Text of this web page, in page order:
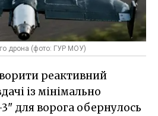
дрона (фото: ГУР МОУ)
реактивний
із мінімально
для ворога обернулось